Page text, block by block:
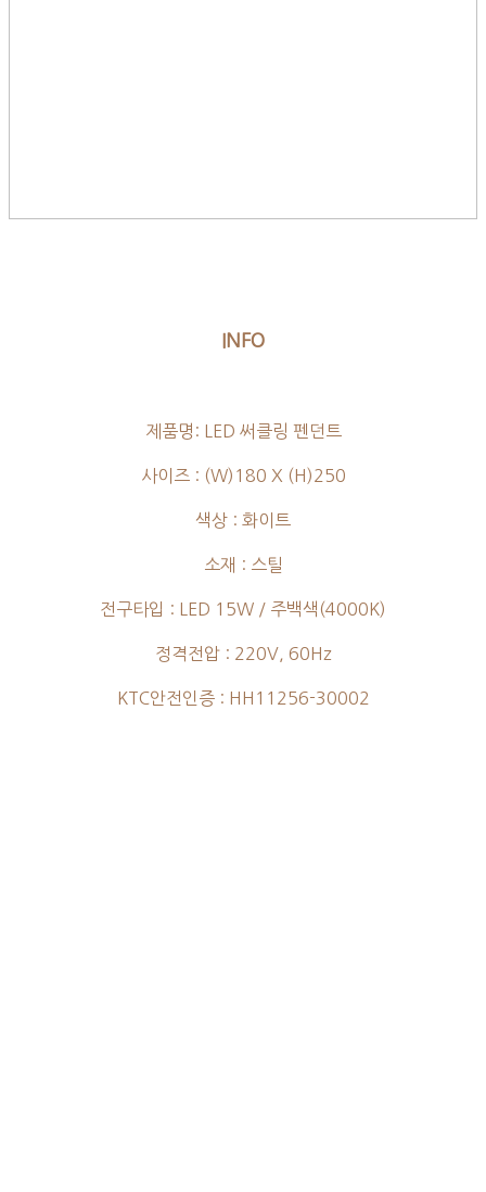
INFO
제품명: LED 써클링 펜던트
사이즈 : (W)180 X (H)250
색상 : 화이트
소재 : 스틸
전구타입 : LED 15W / 주백색(4000K)
정격전압 : 220V, 60Hz
KTC안전인증 : HH11256-30002